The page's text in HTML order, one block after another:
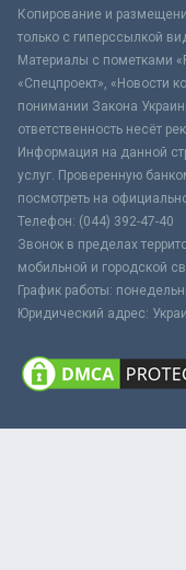
Копирование и
только с гиперссылкой
Материалы с пометками
«Спецпроект», «Новости
понимании Закона
ответственность несёт
Информация на данной
услуг. Проверенную
посмотреть на
Телефон: (044) 392-47-40
Звонок в пределах
мобильной и городской
График работы:
Юридический адрес: